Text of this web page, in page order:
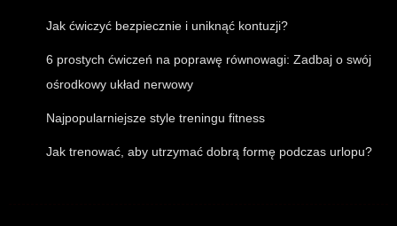
Jak ćwiczyć bezpiecznie i uniknąć kontuzji?
6 prostych ćwiczeń na poprawę równowagi: Zadbaj o swój
ośrodkowy układ nerwowy
Najpopularniejsze style treningu fitness
Jak trenować, aby utrzymać dobrą formę podczas urlopu?